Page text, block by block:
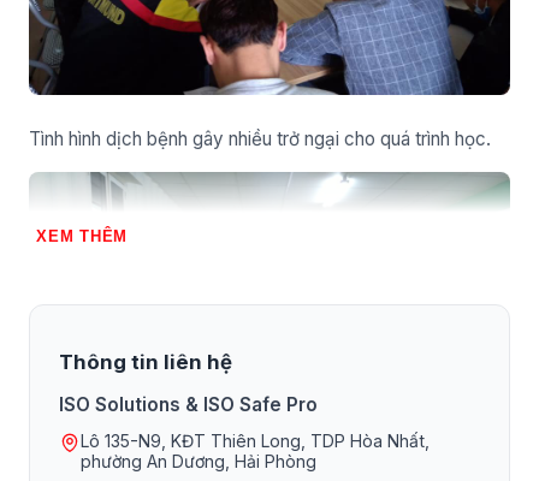
Tình hình dịch bệnh gây nhiều trở ngại cho quá trình học.
XEM THÊM
Thông tin liên hệ
ISO Solutions & ISO Safe Pro
Lô 135-N9, KĐT Thiên Long, TDP Hòa Nhất,
phường An Dương, Hải Phòng